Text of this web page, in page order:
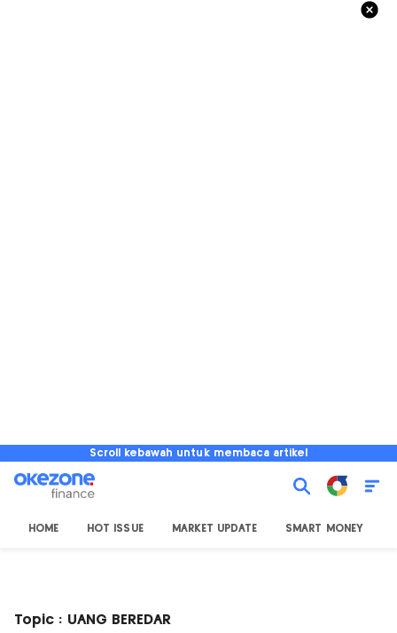
Scroll kebawah untuk membaca artikel
HOME HOT ISSUE MARKET UPDATE SMART MONEY
Topic : UANG BEREDAR